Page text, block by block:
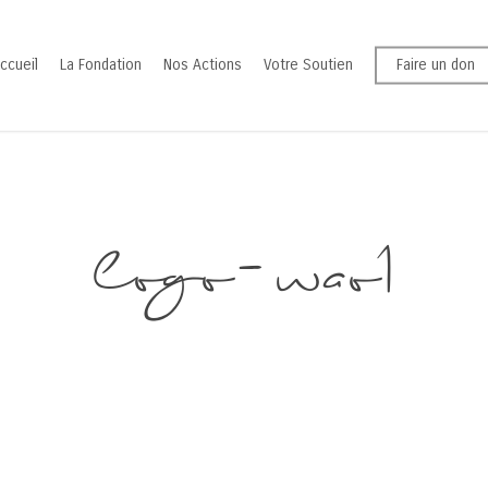
La Fondation Nos Actions Votre Soutien Faire un don
logo-wao1